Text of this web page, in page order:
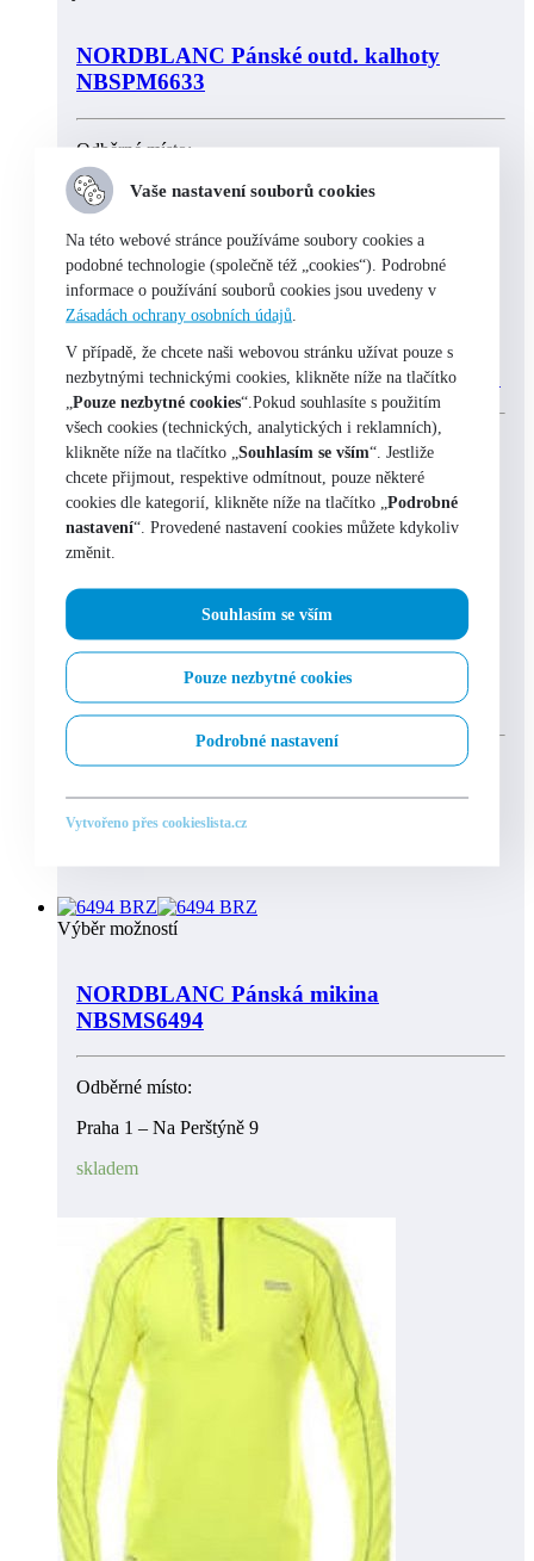
NORDBLANC Pánské outd. kalhoty
NBSPM6633
Odběrné místo:
Praha 1 – Na Perštýně 9
skladem
Výběr možností
NORDBLANC Pánské tričko NBSMT6806
Odběrné místo:
Praha 1 – Na Perštýně 9
skladem
Výběr možností
NORDBLANC Pánská sportovní mikina
NBFMF6446
Odběrné místo:
Výběr možností
NORDBLANC Pánská mikina
NBSMS6494
Odběrné místo:
Praha 1 – Na Perštýně 9
skladem
Vaše nastavení souborů cookies
Na této webové stránce používáme soubory cookies a
podobné technologie (společně též „cookies“). Podrobné
informace o používání souborů cookies jsou uvedeny v
Zásadách ochrany osobních údajů
V případě, že chcete naši webovou stránku užívat pouze s
nezbytnými technickými cookies, klikněte níže na tlačítko
„Pouze nezbytné cookies“.Pokud souhlasíte s použitím
všech cookies (technických, analytických i reklamních),
klikněte níže na tlačítko „Souhlasím se vším“. Jestliže
chcete přijmout, respektive odmítnout, pouze některé
cookies dle kategorií, klikněte níže na tlačítko „Podrobné
nastavení“. Provedené nastavení cookies můžete kdykoliv
změnit.
Souhlasím se vším
Pouze nezbytné cookies
Podrobné nastavení
Vytvořeno přes cookieslista.cz